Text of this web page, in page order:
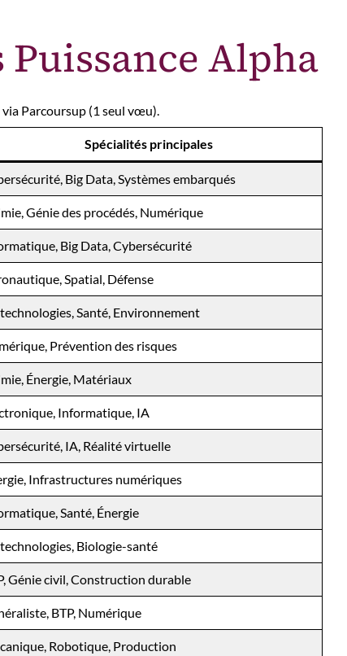
Puissance Alpha
Parcoursup (1 seul vœu).
Spécialités principales
Big Data, Systèmes embarqués
Génie des procédés, Numérique
Big Data, Cybersécurité
Spatial, Défense
Santé, Environnement
Prévention des risques
Énergie, Matériaux
Informatique, IA
IA, Réalité virtuelle
Infrastructures numériques
Santé, Énergie
Biologie-santé
Génie civil, Construction durable
BTP, Numérique
Robotique, Production